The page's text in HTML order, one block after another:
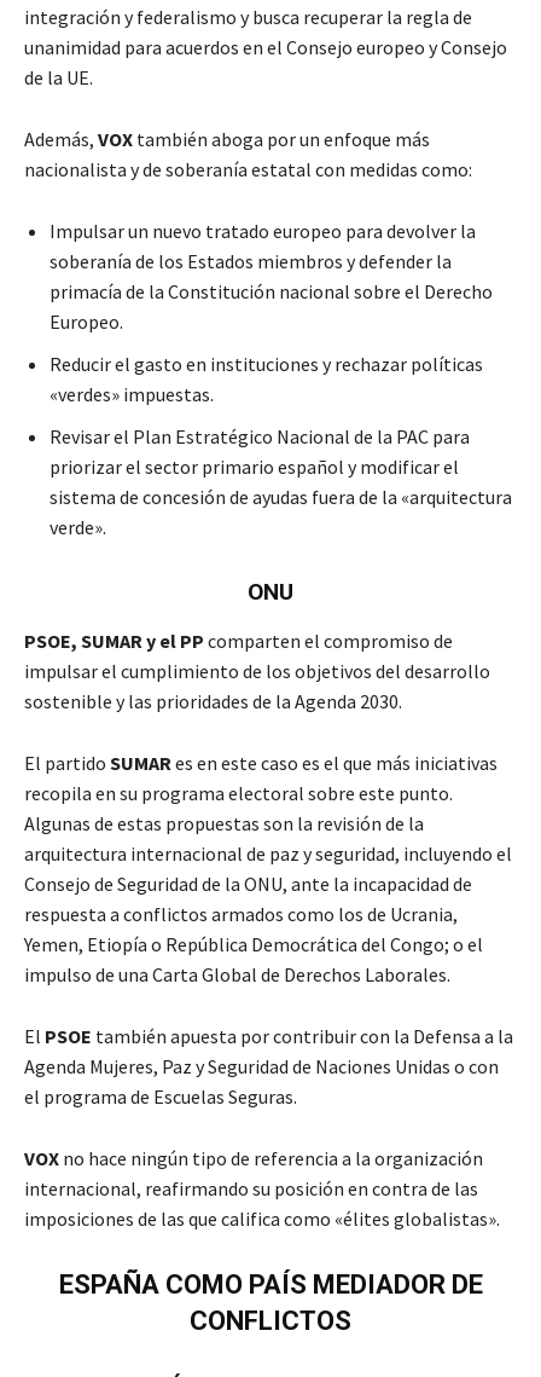
integración y federalismo y busca recuperar la regla de
unanimidad para acuerdos en el Consejo europeo y Consejo
de la UE.
Además, VOX también aboga por un enfoque más
nacionalista y de soberanía estatal con medidas como:
Impulsar un nuevo tratado europeo para devolver la
soberanía de los Estados miembros y defender la
primacía de la Constitución nacional sobre el Derecho
Europeo.
Reducir el gasto en instituciones y rechazar políticas
«verdes» impuestas.
Revisar el Plan Estratégico Nacional de la PAC para
priorizar el sector primario español y modificar el
sistema de concesión de ayudas fuera de la «arquitectura
verde».
ONU
PSOE, SUMAR y el PP comparten el compromiso de
impulsar el cumplimiento de los objetivos del desarrollo
sostenible y las prioridades de la Agenda 2030.
El partido SUMAR es en este caso es el que más iniciativas
recopila en su programa electoral sobre este punto.
Algunas de estas propuestas son la revisión de la
arquitectura internacional de paz y seguridad, incluyendo el
Consejo de Seguridad de la ONU, ante la incapacidad de
respuesta a conflictos armados como los de Ucrania,
Yemen, Etiopía o República Democrática del Congo; o el
impulso de una Carta Global de Derechos Laborales.
El PSOE también apuesta por contribuir con la Defensa a la
Agenda Mujeres, Paz y Seguridad de Naciones Unidas o con
el programa de Escuelas Seguras.
VOX no hace ningún tipo de referencia a la organización
internacional, reafirmando su posición en contra de las
imposiciones de las que califica como «élites globalistas».
ESPAÑA COMO PAÍS MEDIADOR DE
CONFLICTOS